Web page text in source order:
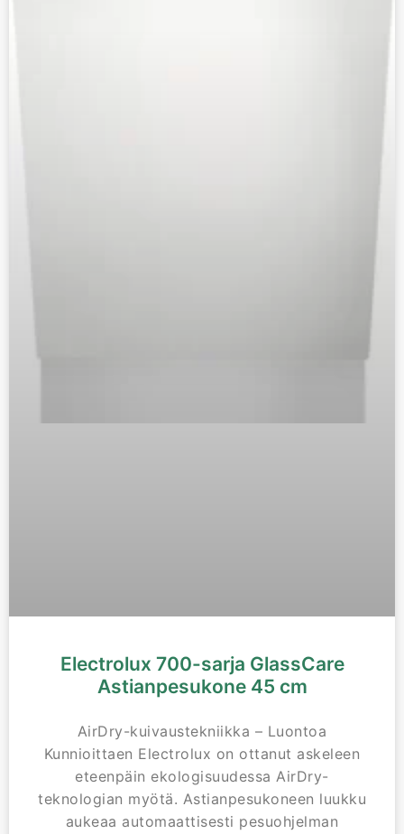
Electrolux 700-sarja GlassCare
Astianpesukone 45 cm
AirDry-kuivaustekniikka – Luontoa
Kunnioittaen Electrolux on ottanut askeleen
eteenpäin ekologisuudessa AirDry-
teknologian myötä. Astianpesukoneen luukku
aukeaa automaattisesti pesuohjelman